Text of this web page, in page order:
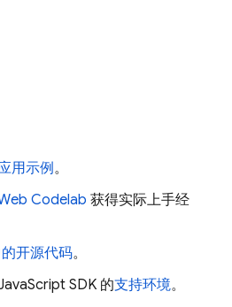
用示例。
Codelab 获得实际上手经
开源代码。
SDK 的支持环境。